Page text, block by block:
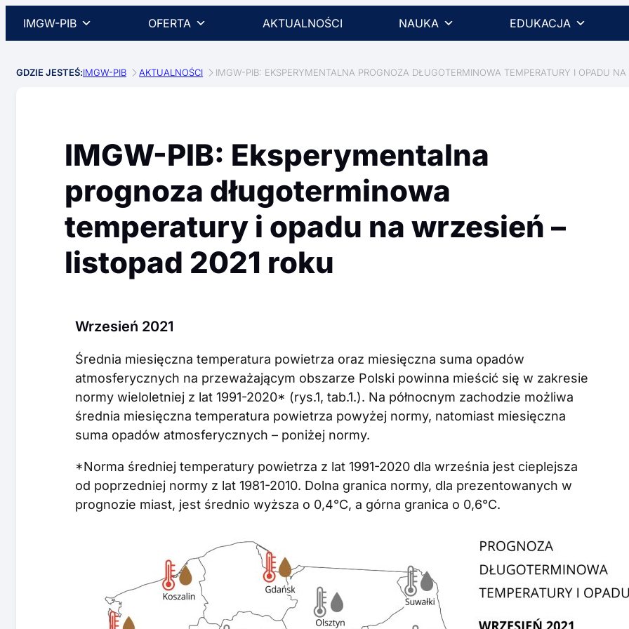
IMGW-PIB OFERTA AKTUALNOŚCI NAUKA EDUKACJA
GDZIE JESTEŚ:IMGW-PIB AKTUALNOŚCI IMGW-PIB: EKSPERYMENTALNA PROGNOZA DŁUGOTERMINOWA TEMPERATURY I OPADU
IMGW-PIB: Eksperymentalna
prognoza długoterminowa
temperatury i opadu na wrzesień –
listopad 2021 roku
Wrzesień 2021
Średnia miesięczna temperatura powietrza oraz miesięczna suma opadów
atmosferycznych na przeważającym obszarze Polski powinna mieścić się w zakresie
normy wieloletniej z lat 1991-2020* (rys.1, tab.1.). Na północnym zachodzie możliwa
średnia miesięczna temperatura powietrza powyżej normy, natomiast miesięczna
suma opadów atmosferycznych – poniżej normy.
*Norma średniej temperatury powietrza z lat 1991-2020 dla września jest cieplejsza
od poprzedniej normy z lat 1981-2010. Dolna granica normy, dla prezentowanych w
prognozie miast, jest średnio wyższa o 0,4°C, a górna granica o 0,6°C.